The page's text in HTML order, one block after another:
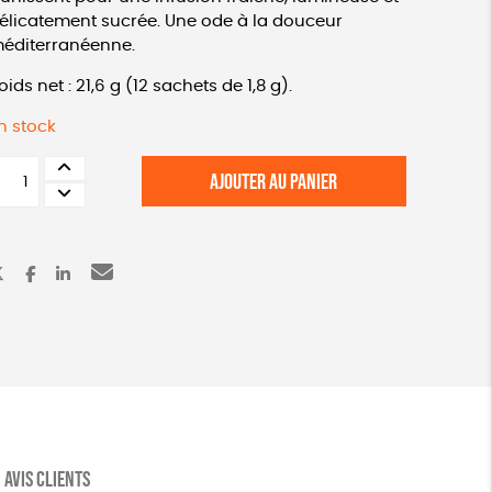
sucrée. Une ode à la douceur
net : 21,6 g (12 sachets de 1,8 g).
stock
AJOUTER AU PANIER
AVIS CLIENTS